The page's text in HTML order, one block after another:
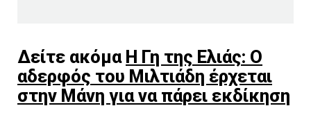
Δείτε ακόμα Η Γη της Ελιάς: Ο
αδερφός του Μιλτιάδη έρχεται
στην Μάνη για να πάρει εκδίκηση